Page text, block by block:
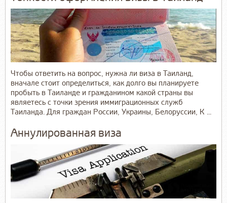
Чтобы ответить на вопрос, нужна ли виза в Таиланд,
вначале стоит определиться, как долго вы планируете
пробыть в Таиланде и гражданином какой страны вы
являетесь с точки зрения иммиграционных служб
Таиланда. Для граждан России, Украины, Белоруссии, К ...
Аннулированная виза